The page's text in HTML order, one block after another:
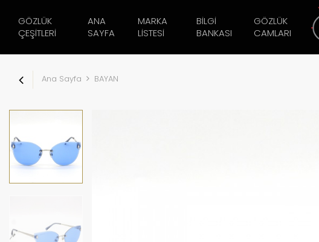
GÖZLÜK
ÇEŞITLERI
ANA
SAYFA
MARKA
LISTESI
BILGI
BANKASI
GÖZLÜK
CAMLARI
Ana Sayfa BAYAN